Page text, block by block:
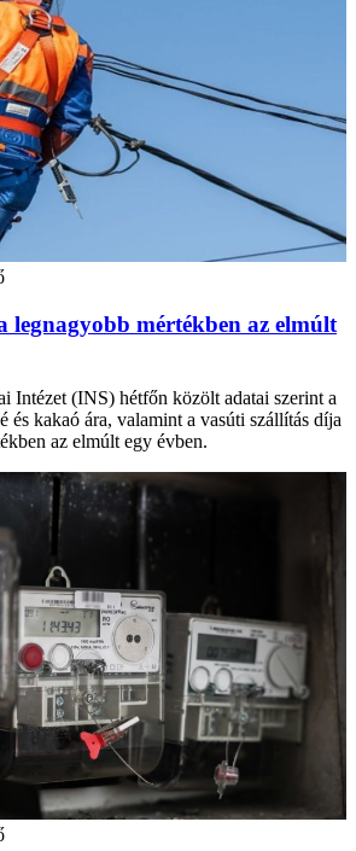
legnagyobb mértékben az elmúlt
Intézet (INS) hétfőn közölt adatai szerint a
és kakaó ára, valamint a vasúti szállítás díja
az elmúlt egy évben.